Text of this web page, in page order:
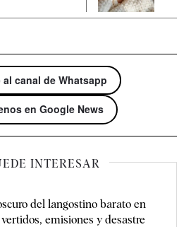
al canal de Whatsapp
en Google News
INTERESAR
del langostino barato en
emisiones y desastre